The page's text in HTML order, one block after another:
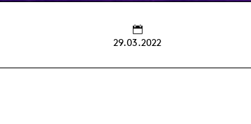
29.03.2022